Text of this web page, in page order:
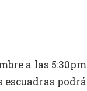
a las 5:30pm
podrá